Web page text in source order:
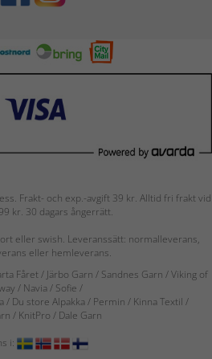
Frakt- och exp.-avgift 39 kr. Alltid fri frakt vid
kr. 30 dagars ångerrätt.
eller swish. Leveranssätt: normalleverans,
eller hemleverans.
Fåret / Järbo Garn / Sandnes Garn / Viking of
/ Navia/ Sofie /
/ Du store Alpakka / Permin / Kinna Textil /
/ KnitPro / Dale Garn
i: